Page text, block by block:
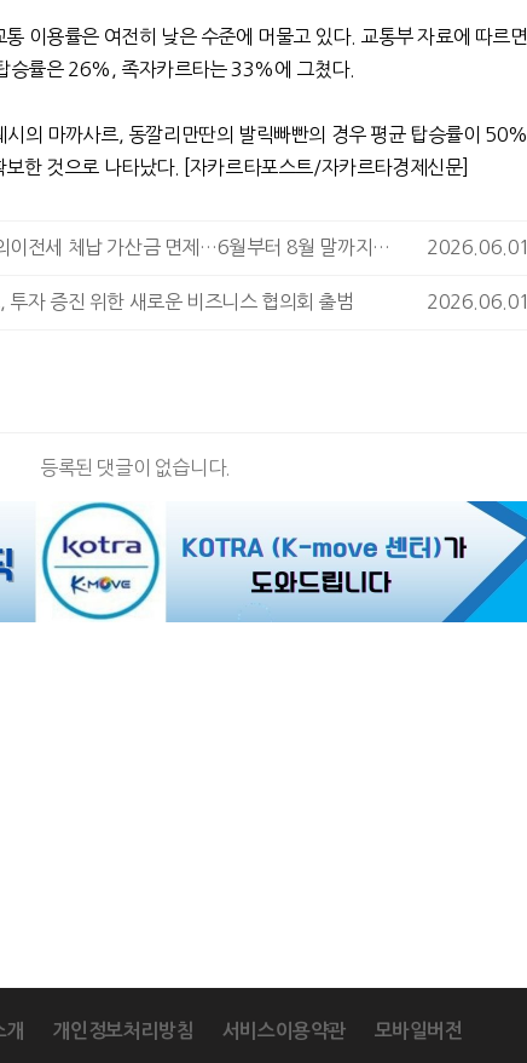
이용률은 여전히 낮은 수준에 머물고 있다. 교통부 자료에 따르면
승률은26%, 족자카르타는33%에 그쳤다.
시의 마까사르 동깔리만딴의 발릭빠빤의 경우 평균 탑승률이 50%
보한 것으로 나타났다. [ 자카르타포스트 /자카르타경제신문]
자카르타, 차량세·명의이전세 체납 가산금 면제…6월부터 8월 말까지 시행 2026.06.01
투자 증진 위한 새로운 비즈니스 협의회 출범 2026.06.01
등록된 댓글이 없습니다.
개 개인정보처리방침 서비스이용약관 모바일버전